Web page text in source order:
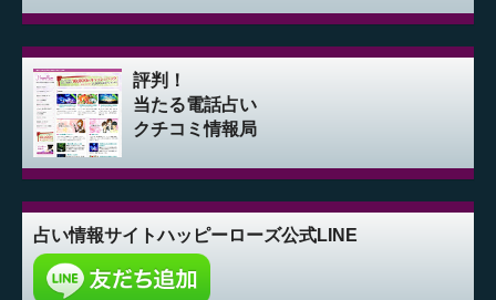
評判！
当たる電話占い
クチコミ情報局
占い情報サイトハッピーローズ公式LINE